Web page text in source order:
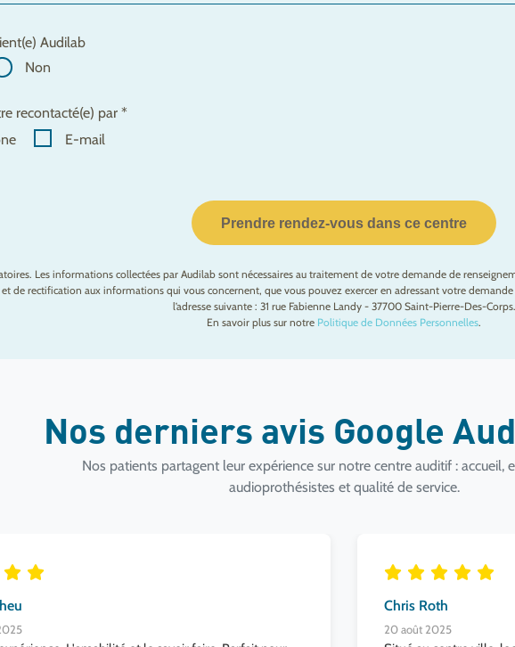
Audilab
Non
recontacté(e) par *
E-mail
Prendre rendez-vous dans ce centre
Les informations collectées par Audilab sont nécessaires au traitement de votre demande de
et de rectification aux informations qui vous concernent, que vous pouvez exercer en adressant votre
l’adresse suivante : 31 rue Fabienne Landy - 37700 Saint-Pierre-Des-Corps.
En savoir plus sur notre Politique de Données Personnelles.
Nos derniers avis Google
Nos patients partagent leur expérience sur notre centre auditif : accueil,
audioprothésistes et qualité de service.
Chris Roth
20 août 2025